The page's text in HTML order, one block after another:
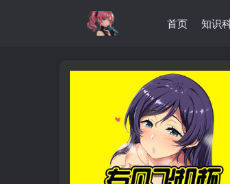
首页 知识